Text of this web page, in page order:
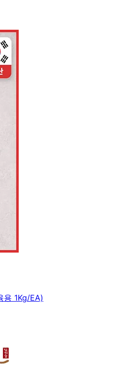
용 1Kg/EA)